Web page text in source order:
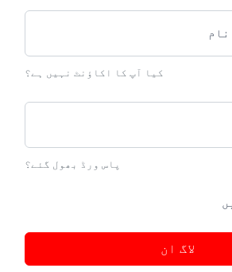
کیا آپ کا اکاؤنٹ نہیں ہے؟
پاس ورڈ بھول گئے؟
لاگ ان